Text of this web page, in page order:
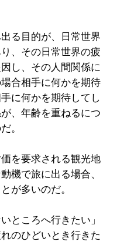
る目的が、日常世界
、その日常世界の疲
し、その人間関係に
合相手に何かを期待
に何かを期待してし
、年齢を重ねるにつ
。
を要求される観光地
機で旅に出る場合、
が多いのだ。
ところへ行きたい」
のひどいとき行きた